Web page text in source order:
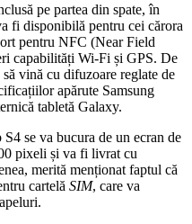
pe partea din spate, în
fi disponibilă pentru cei cărora
pentru NFC (Near Field
capabilități Wi-Fi și GPS. De
să vină cu difuzoare reglate de
apărute Samsung
tabletă Galaxy.
se va bucura de un ecran de
pixeli și va fi livrat cu
merită menționat faptul că
cartelă SIM, care va